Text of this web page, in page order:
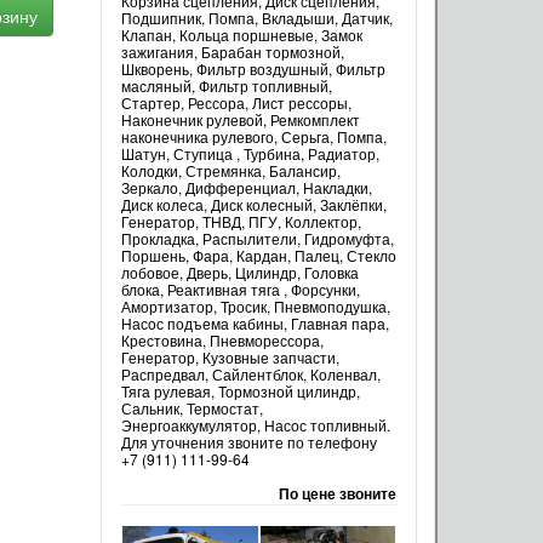
Подшипник, Помпа, Вкладыши, Датчик,
Клапан, Кольца поршневые, Замок
зажигания, Барабан тормозной,
Шкворень, Фильтр воздушный, Фильтр
масляный, Фильтр топливный,
Стартер, Рессора, Лист рессоры,
Наконечник рулевой, Ремкомплект
наконечника рулевого, Серьга, Помпа,
Шатун, Ступица , Турбина, Радиатор,
Колодки, Стремянка, Балансир,
Зеркало, Дифференциал, Накладки,
Диск колеса, Диск колесный, Заклёпки,
Генератор, ТНВД, ПГУ, Коллектор,
Прокладка, Распылители, Гидромуфта,
Поршень, Фара, Кардан, Палец, Стекло
лобовое, Дверь, Цилиндр, Головка
блока, Реактивная тяга , Форсунки,
Амортизатор, Тросик, Пневмоподушка,
Насос подъема кабины, Главная пара,
Крестовина, Пневморессора,
Генератор, Кузовные запчасти,
Распредвал, Сайлентблок, Коленвал,
Тяга рулевая, Тормозной цилиндр,
Сальник, Термостат,
Энергоаккумулятор, Насос топливный.
Для уточнения звоните по телефону
+7 (911) 111-99-64
По цене звоните